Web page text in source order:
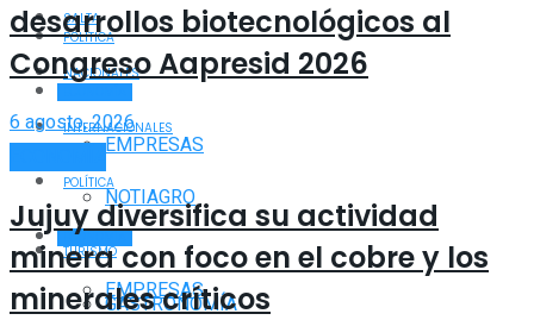
POLÍTICA
EMPRESAS
NOTIAGRO
TURISMO
GASTRONOMÍA
SALTA
NACIONALES
INTERNACIONALES
POLÍTICA
ECONOMÍA
EMPRESAS
desarrollos biotecnológicos al
Congreso Aapresid 2026
6 agosto, 2026
Jujuy diversifica su actividad
minera con foco en el cobre y los
minerales críticos